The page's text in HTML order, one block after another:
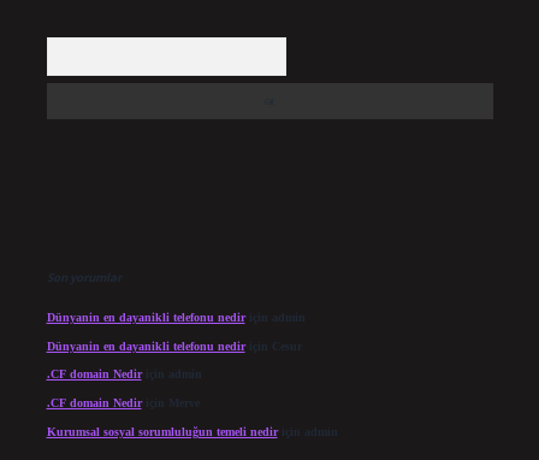
Son yorumlar
Dünyanin en dayanikli telefonu nediriçin admin
Dünyanin en dayanikli telefonu nediriçin Cesur
.CF domain Nediriçin admin
.CF domain Nediriçin Merve
Kurumsal sosyal sorumluluğun temeli nediriçin admin